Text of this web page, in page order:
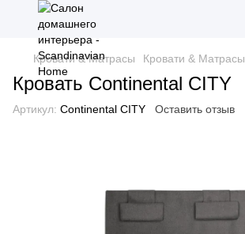
Кровати & Матрасы Кровати &
Кровать Continental CITY
Артикул: Continental CITY Оставить отзыв